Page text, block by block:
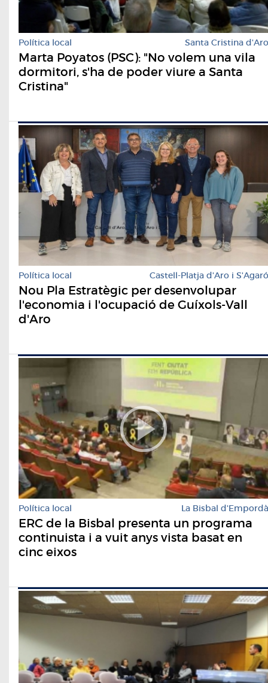
Política local Santa Cristina d'Aro
Marta Poyatos (PSC): "No volem una vila
dormitori, s'ha de poder viure a Santa
Cristina"
Política local Castell-Platja d'Aro i S'Agaró
Nou Pla Estratègic per desenvolupar
l'economia i l'ocupació de Guíxols-Vall
d'Aro
Política local La Bisbal d'Empordà
ERC de la Bisbal presenta un programa
continuista i a vuit anys vista basat en
cinc eixos